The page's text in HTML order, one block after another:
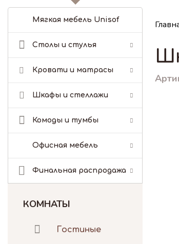
Мягкая мебель Unisof
Столы и стулья
Кровати и матрасы
Шкафы и стеллажи
Комоды и тумбы
Офисная мебель
Финальная распродажа
КОМНАТЫ
Гостиные